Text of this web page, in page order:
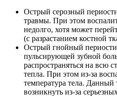
Острый серозный
травмы. При этом
недолго, хотя может
(с разрастанием костной
Острый гнойный
пульсирующей зубной
распространяться на всю
тепла. При этом из-за
температура тела. Данный
возникнуть из-за